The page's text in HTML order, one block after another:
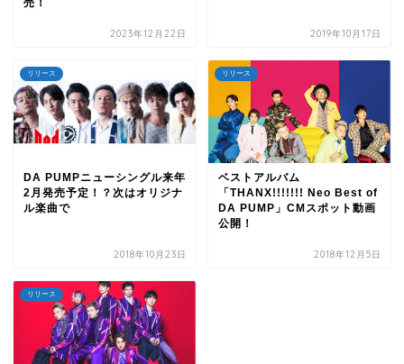
売！
2023年12月22日 2019年10月17日
リリース
DA PUMPニューシングル来年
2月発売予定！？次はオリジナ
ル楽曲で
2018年10月23日
リリース
ベストアルバム
「THANX!!!!!!! Neo Best of
DA PUMP」CMスポット動画
公開！
2018年12月5日
リリース